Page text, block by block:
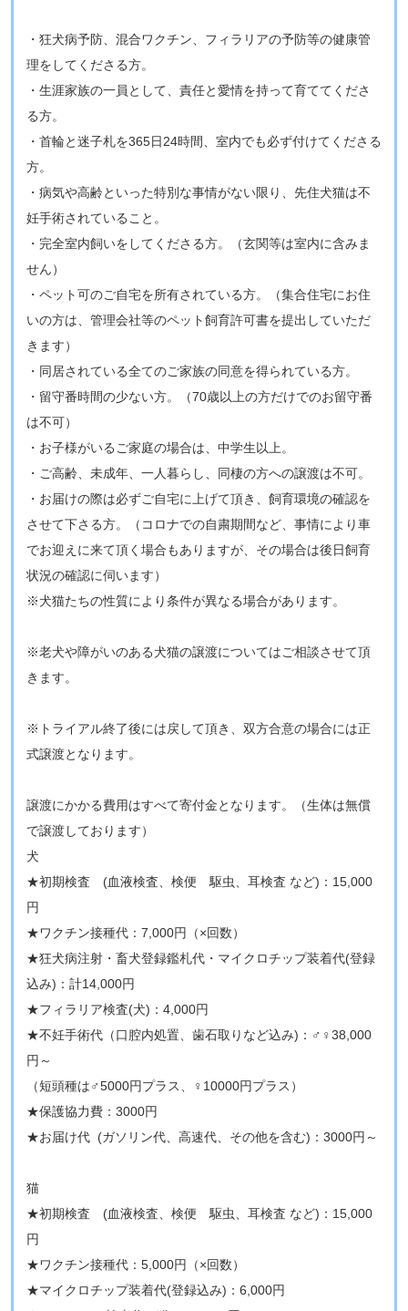
・狂犬病予防、混合ワクチン、フィラリアの予防等の健康管
理をしてくださる方。
・生涯家族の一員として、責任と愛情を持って育ててくださ
る方。
・首輪と迷子札を365日24時間、室内でも必ず付けてくださる
方。
・病気や高齢といった特別な事情がない限り、先住犬猫は不
妊手術されていること。
・完全室内飼いをしてくださる方。（玄関等は室内に含みま
せん）
・ペット可のご自宅を所有されている方。（集合住宅にお住
いの方は、管理会社等のペット飼育許可書を提出していただ
きます）
・同居されている全てのご家族の同意を得られている方。
・留守番時間の少ない方。（70歳以上の方だけでのお留守番
は不可）
・お子様がいるご家庭の場合は、中学生以上。
・ご高齢、未成年、一人暮らし、同棲の方への譲渡は不可​。
・お届けの際は必ずご自宅に上げて頂き、飼育環境の確認を
させて下さる方。（コロナでの自粛期間など、事情により車
でお迎えに来て頂く場合もありますが、その場合は後日飼育
状況の確認に伺います）
※​​犬猫たちの性質により条件が異なる場合があります。
​※老犬や障がいのある犬猫の譲渡についてはご相談させて頂
きます。
​​※トライアル終了後には戻して頂き、双方合意の場合には正
式譲渡となります。
​譲渡にかかる費用はすべて寄付金となります。（生体は無償
で譲渡しております）
​犬
★初期検査 (血液検査、検便 駆虫、耳検査 など)：15,000
円
★ワクチン接種代：7,000円（×回数）
★狂犬病注射・畜犬登録鑑札代・マイクロチップ装着代(登録
込み)：計14,000円
★フィラリア検査(犬)：4,000円
★不妊手術代（口腔内処置、歯石取りなど込み)：♂♀38,000
円～
（短頭種は♂5000円プラス、♀10000円プラス）
★保護協力費：3000円
★お届け代 (ガソリン代、高速代、その他を含む)：3000円～
猫
★初期検査 (血液検査、検便 駆虫、耳検査 など)：15,000
円
★ワクチン接種代：5,000円（×回数）
★マイクロチップ装着代(登録込み)：6,000円